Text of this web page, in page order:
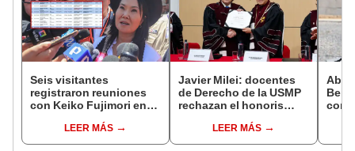
Seis visitantes
registraron reuniones
con Keiko Fujimori en
presidenta se
encontraba en Junín
LEER MÁS
Javier Milei: docentes
de Derecho de la USMP
rechazan el honoris
presidente de Argentina
LEER MÁS